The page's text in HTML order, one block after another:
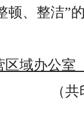
顿、整洁”
区域办
印21